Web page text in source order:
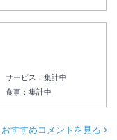
サービス：集計中
食事：集計中
すすめコメントを見る